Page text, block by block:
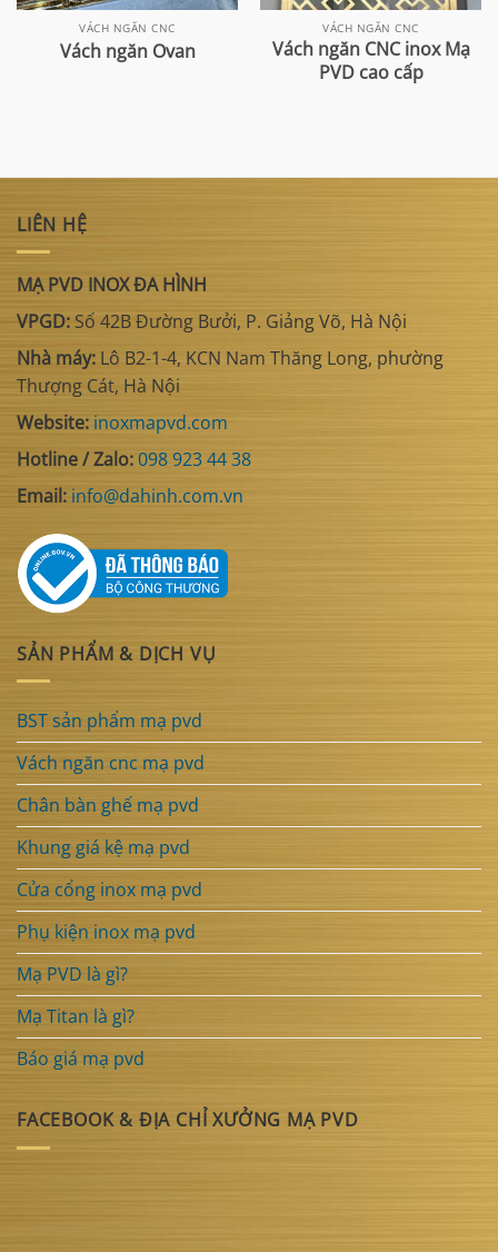
VÁCH NGĂN CNC
Vách ngăn Ovan
VÁCH NGĂN CNC
Vách ngăn CNC inox Mạ
PVD cao cấp
LIÊN HỆ
MẠ PVD INOX ĐA HÌNH
VPGD: Số 42B Đường Bưởi, P. Giảng Võ, Hà Nội
Nhà máy: Lô B2-1-4, KCN Nam Thăng Long, phường
Thượng Cát, Hà Nội
Website: inoxmapvd.com
Hotline / Zalo:098 923 44 38
Email: info@dahinh.com.vn
SẢN PHẨM & DỊCH VỤ
BST sản phẩm mạ pvd
Vách ngăn cnc mạ pvd
Chân bàn ghế mạ pvd
Khung giá kệ mạ pvd
Cửa cổng inox mạ pvd
Phụ kiện inox mạ pvd
Mạ PVD là gì?
Mạ Titan là gì?
Báo giá mạ pvd
FACEBOOK & ĐỊA CHỈ XƯỞNG MẠ PVD